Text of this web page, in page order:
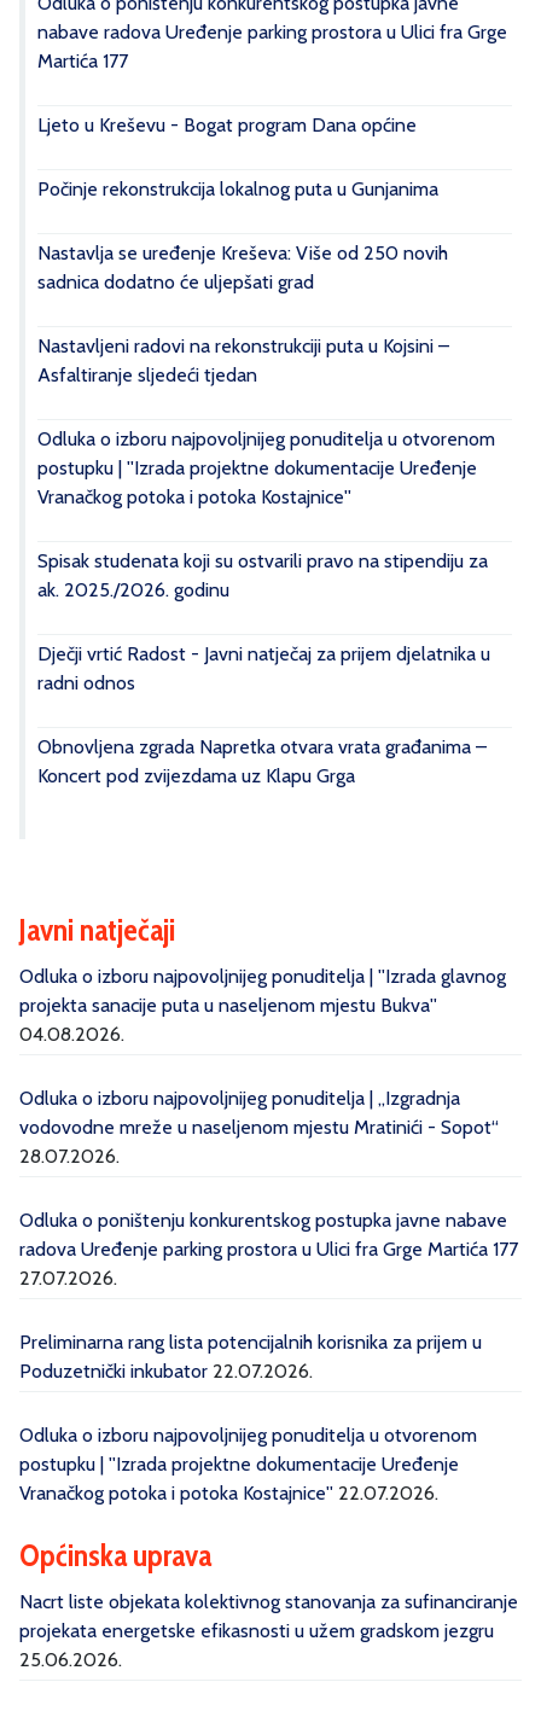
nabave radova Uređenje parking prostora u Ulici fra Grge
Martića 177
Ljeto u Kreševu - Bogat program Dana općine
Počinje rekonstrukcija lokalnog puta u Gunjanima
Nastavlja se uređenje Kreševa: Više od 250 novih
sadnica dodatno će uljepšati grad
Nastavljeni radovi na rekonstrukciji puta u Kojsini –
Asfaltiranje sljedeći tjedan
Odluka o izboru najpovoljnijeg ponuditelja u otvorenom
postupku | ''Izrada projektne dokumentacije Uređenje
Vranačkog potoka i potoka Kostajnice''
Spisak studenata koji su ostvarili pravo na stipendiju za
ak. 2025./2026. godinu
Dječji vrtić Radost - Javni natječaj za prijem djelatnika u
radni odnos
Obnovljena zgrada Napretka otvara vrata građanima –
Koncert pod zvijezdama uz Klapu Grga
Javni natječaji
Odluka o izboru najpovoljnijeg ponuditelja | ''Izrada glavnog
projekta sanacije puta u naseljenom mjestu Bukva''
04.08.2026.
Odluka o izboru najpovoljnijeg ponuditelja | „Izgradnja
vodovodne mreže u naseljenom mjestu Mratinići - Sopot“
28.07.2026.
Odluka o poništenju konkurentskog postupka javne nabave
radova Uređenje parking prostora u Ulici fra Grge Martića 177
27.07.2026.
Preliminarna rang lista potencijalnih korisnika za prijem u
Poduzetnički inkubator 22.07.2026.
Odluka o izboru najpovoljnijeg ponuditelja u otvorenom
postupku | ''Izrada projektne dokumentacije Uređenje
Vranačkog potoka i potoka Kostajnice'' 22.07.2026.
Općinska uprava
Nacrt liste objekata kolektivnog stanovanja za sufinanciranje
projekata energetske efikasnosti u užem gradskom jezgru
25.06.2026.